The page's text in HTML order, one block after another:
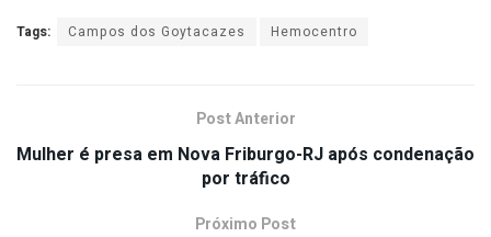
Tags: Campos dos Goytacazes Hemocentro
Post Anterior
Mulher é presa em Nova Friburgo-RJ após condenação
por tráfico
Próximo Post